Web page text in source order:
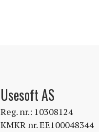
Usesoft AS
Reg. nr.: 10308124
KMKR nr. EE100048344